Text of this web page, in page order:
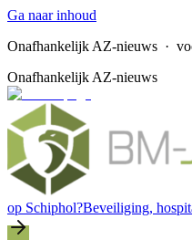
Ga naar inhoud
Onafhankelijk AZ-nieuws ·
Onafhankelijk AZ-nieuws
op Schiphol?Beveiliging,